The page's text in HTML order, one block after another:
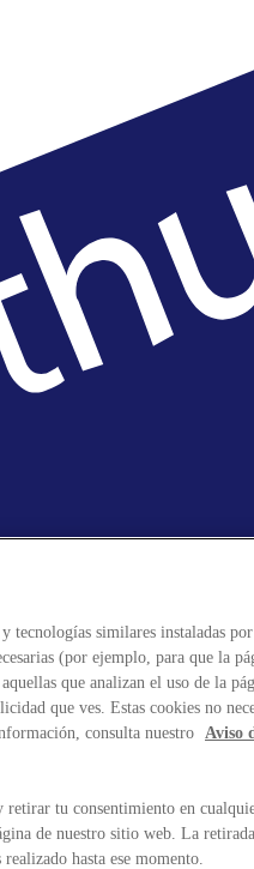
tecnologías similares instaladas
(por ejemplo, para que la
que analizan el uso de la
que ves. Estas cookies no
consulta nuestro Aviso
retirar tu consentimiento en
de nuestro sitio web. La
hasta ese momento.